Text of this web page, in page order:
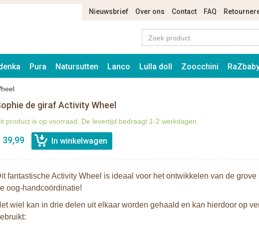
Nieuwsbrief Over ons Contact FAQ
Pura Natursutten Lanco Lulla doll Zoocchini
de giraf Activity Wheel
product is op voorraad. De levertijd bedraagt 1-2 werkdagen
39,99
fantastische Activity Wheel is ideaal voor het ontwikkelen van de
oog-handcoördinatie!
wiel kan in drie delen uit elkaar worden gehaald en kan hierdoor op